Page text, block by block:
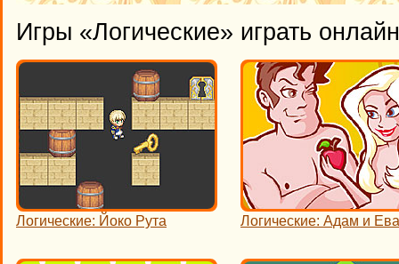
Игры «Логические» играть онлайн
Логические: Йоко Рута Логические: Адам и Ева